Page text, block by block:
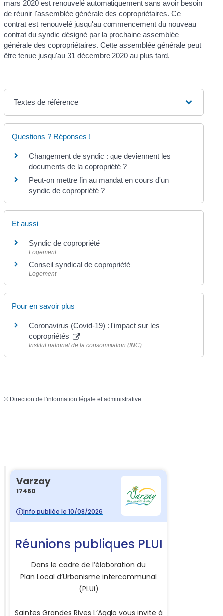
mars 2020 est renouvelé automatiquement sans avoir besoin
de réunir l'assemblée générale des copropriétaires. Ce
contrat est renouvelé jusqu'au commencement du nouveau
contrat du syndic désigné par la prochaine assemblée
générale des copropriétaires. Cette assemblée générale peut
être tenue jusqu'au 31 décembre 2020 au plus tard.
Textes de référence
Questions ? Réponses !
Changement de syndic : que deviennent les
documents de la copropriété ?
Peut-on mettre fin au mandat en cours d'un
syndic de copropriété ?
Et aussi
Syndic de copropriété
Logement
Conseil syndical de copropriété
Logement
Pour en savoir plus
Coronavirus (Covid-19) : l'impact sur les
copropriétés
Institut national de la consommation (INC)
© Direction de l'information légale et administrative